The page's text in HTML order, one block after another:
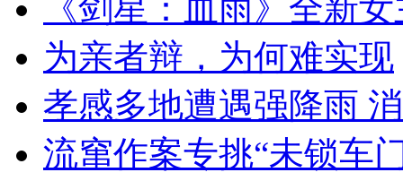
《剑星：血雨》全新
为亲者辩，为何难实现
孝感多地遭遇强降雨
流窜作案专挑“未锁车